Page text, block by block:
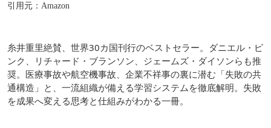
引用元：Amazon
糸井重里絶賛、世界30カ国刊行のベストセラー。ダニエル・ピ
ンク、リチャード・ブランソン、ジェームズ・ダイソンらも推
奨。医療事故や航空機事故、企業不祥事の裏に潜む「失敗の共
通構造」と、一流組織が備える学習システムを徹底解明。失敗
を成果へ変える思考と仕組みがわかる一冊。